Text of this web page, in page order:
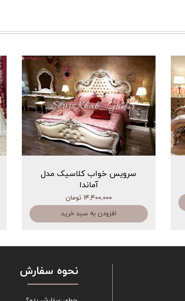
سرویس خواب کلاسیک مدل
آماندا
۱۴,۴۰۰,۰۰۰ تومان
افزودن به سبد خرید
نحوه سفارش